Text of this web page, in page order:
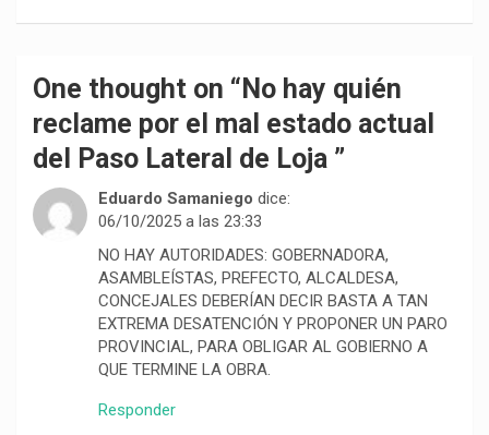
One thought on “No hay quién
reclame por el mal estado actual
del Paso Lateral de Loja ”
Eduardo Samaniego dice:
06/10/2025 a las 23:33
NO HAY AUTORIDADES: GOBERNADORA,
ASAMBLEÍSTAS, PREFECTO, ALCALDESA,
CONCEJALES DEBERÍAN DECIR BASTA A TAN
EXTREMA DESATENCIÓN Y PROPONER UN PARO
PROVINCIAL, PARA OBLIGAR AL GOBIERNO A
QUE TERMINE LA OBRA.
Responder